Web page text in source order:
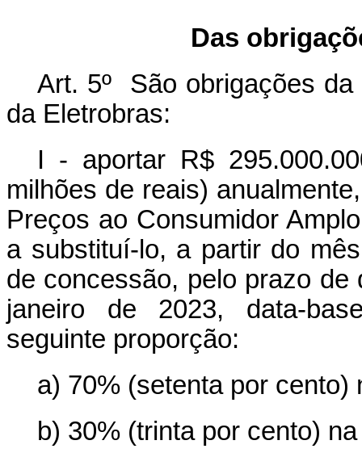
Das
Art. 5º São obrigações da
da Eletrobras:
I - aportar R$
milhões de reais)
Preços ao Consumidor
a substituí-lo, a partir do
de concessão, pelo prazo
janeiro de 2023, data-
seguinte proporção:
a) 70% (setenta por cento)
b) 30% (trinta por cento)